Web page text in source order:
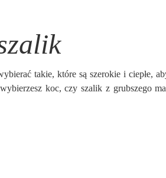
takie, które są szerokie i ciepłe,
koc, czy szalik z grubszego